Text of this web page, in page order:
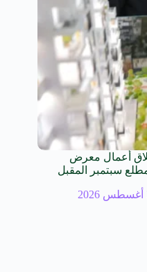
أعمال معرض
سبتمبر المقبل